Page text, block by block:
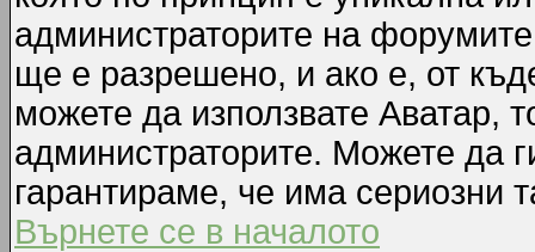
администраторите на
ще е разрешено, и ако е, от
можете да използвате Аватар,
администраторите. Можете да
гарантираме, че има сериозни
Върнете се в началото